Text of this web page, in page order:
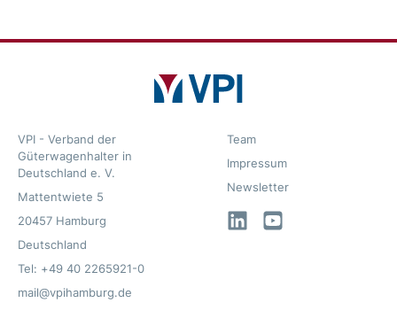
VPI - Verband der
Güterwagenhalter in
Deutschland e. V.
Mattentwiete 5
20457 Hamburg
Deutschland
Tel: +49 40 2265921-0
mail@vpihamburg.de
Team
Impressum
Newsletter
LinkedInYouTube